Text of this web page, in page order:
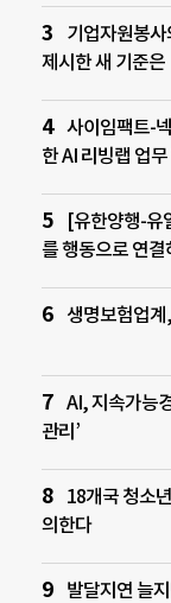
기업자원봉사
제시한 새 기준은
사이임팩트-
한 AI 리빙랩 업
[유한양행-유
를 행동으로 연결
생명보험업계
AI, 지속가능
관리’
18개국 청소
의한다
발달지연 늘